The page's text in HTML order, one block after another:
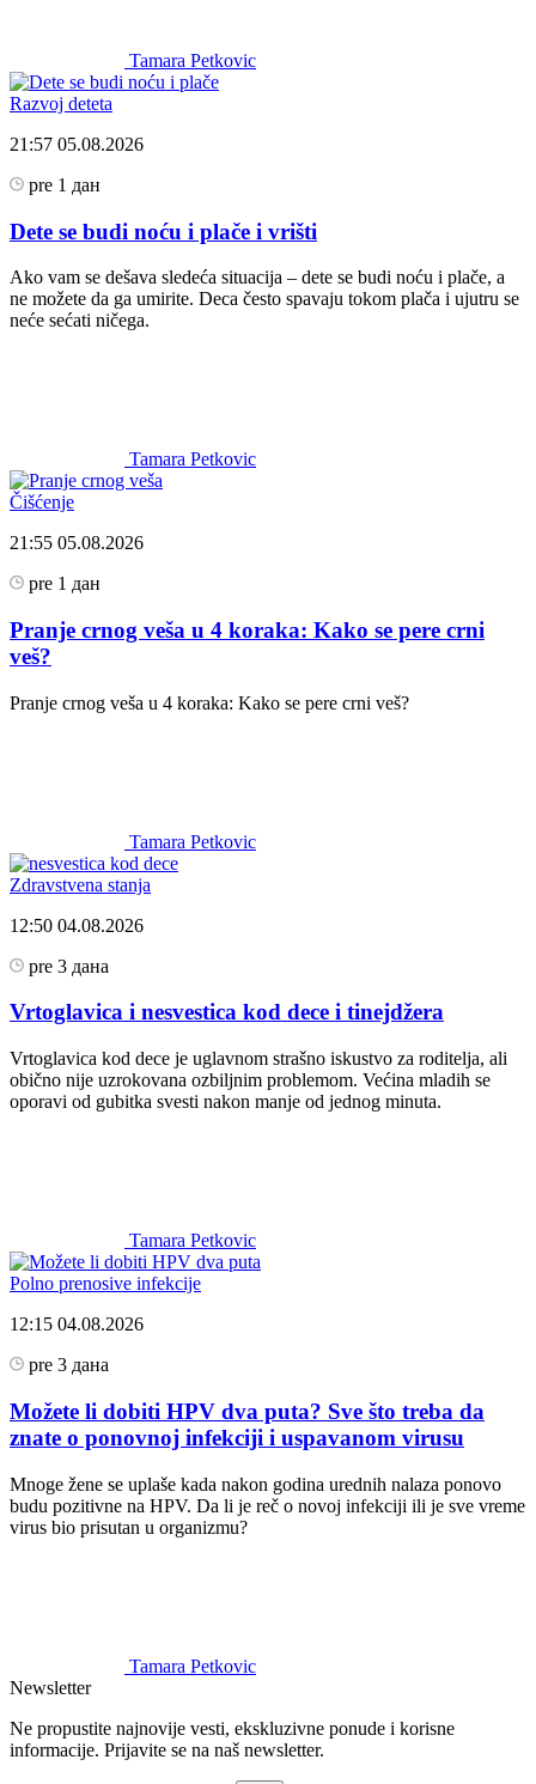
Tamara Petkovic
Razvoj deteta
21:57 05.08.2026
pre 1 дан
Dete se budi noću i plače i vrišti
Ako vam se dešava sledeća situacija – dete se budi noću i plače, a
ne možete da ga umirite. Deca često spavaju tokom plača i ujutru se
neće sećati ničega.
Tamara Petkovic
Čišćenje
21:55 05.08.2026
pre 1 дан
Pranje crnog veša u 4 koraka: Kako se pere crni
veš?
Pranje crnog veša u 4 koraka: Kako se pere crni veš?
Tamara Petkovic
Zdravstvena stanja
12:50 04.08.2026
pre 3 дана
Vrtoglavica i nesvestica kod dece i tinejdžera
Vrtoglavica kod dece je uglavnom strašno iskustvo za roditelja, ali
obično nije uzrokovana ozbiljnim problemom. Većina mladih se
oporavi od gubitka svesti nakon manje od jednog minuta.
Tamara Petkovic
Polno prenosive infekcije
12:15 04.08.2026
pre 3 дана
Možete li dobiti HPV dva puta? Sve što treba da
znate o ponovnoj infekciji i uspavanom virusu
Mnoge žene se uplaše kada nakon godina urednih nalaza ponovo
budu pozitivne na HPV. Da li je reč o novoj infekciji ili je sve vreme
virus bio prisutan u organizmu?
Tamara Petkovic
Newsletter
Ne propustite najnovije vesti, ekskluzivne ponude i korisne
informacije. Prijavite se na naš newsletter.